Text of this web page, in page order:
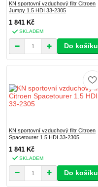
KN sportovní vzduchový filtr Citroen
Jumpy 1.5 HDI 33-2305
1 841 Kč
SKLADEM
Do košíku
KN sportovní vzduchový filtr Citroen
Spacetourer 1.5 HDI 33-2305
1 841 Kč
SKLADEM
Do košíku